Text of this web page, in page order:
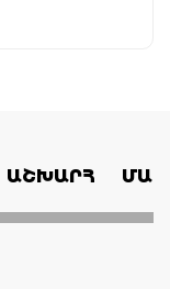
ԱՇԽԱՐՀ